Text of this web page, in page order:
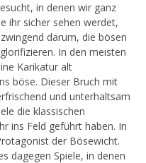
in denen wir ganz
ihr sicher sehen werdet,
darum, die bösen
In den meisten
Karikatur alt
böse. Dieser Bruch mit
und unterhaltsam
die klassischen
ins Feld geführt haben. In
der Bösewicht.
dagegen Spiele, in denen